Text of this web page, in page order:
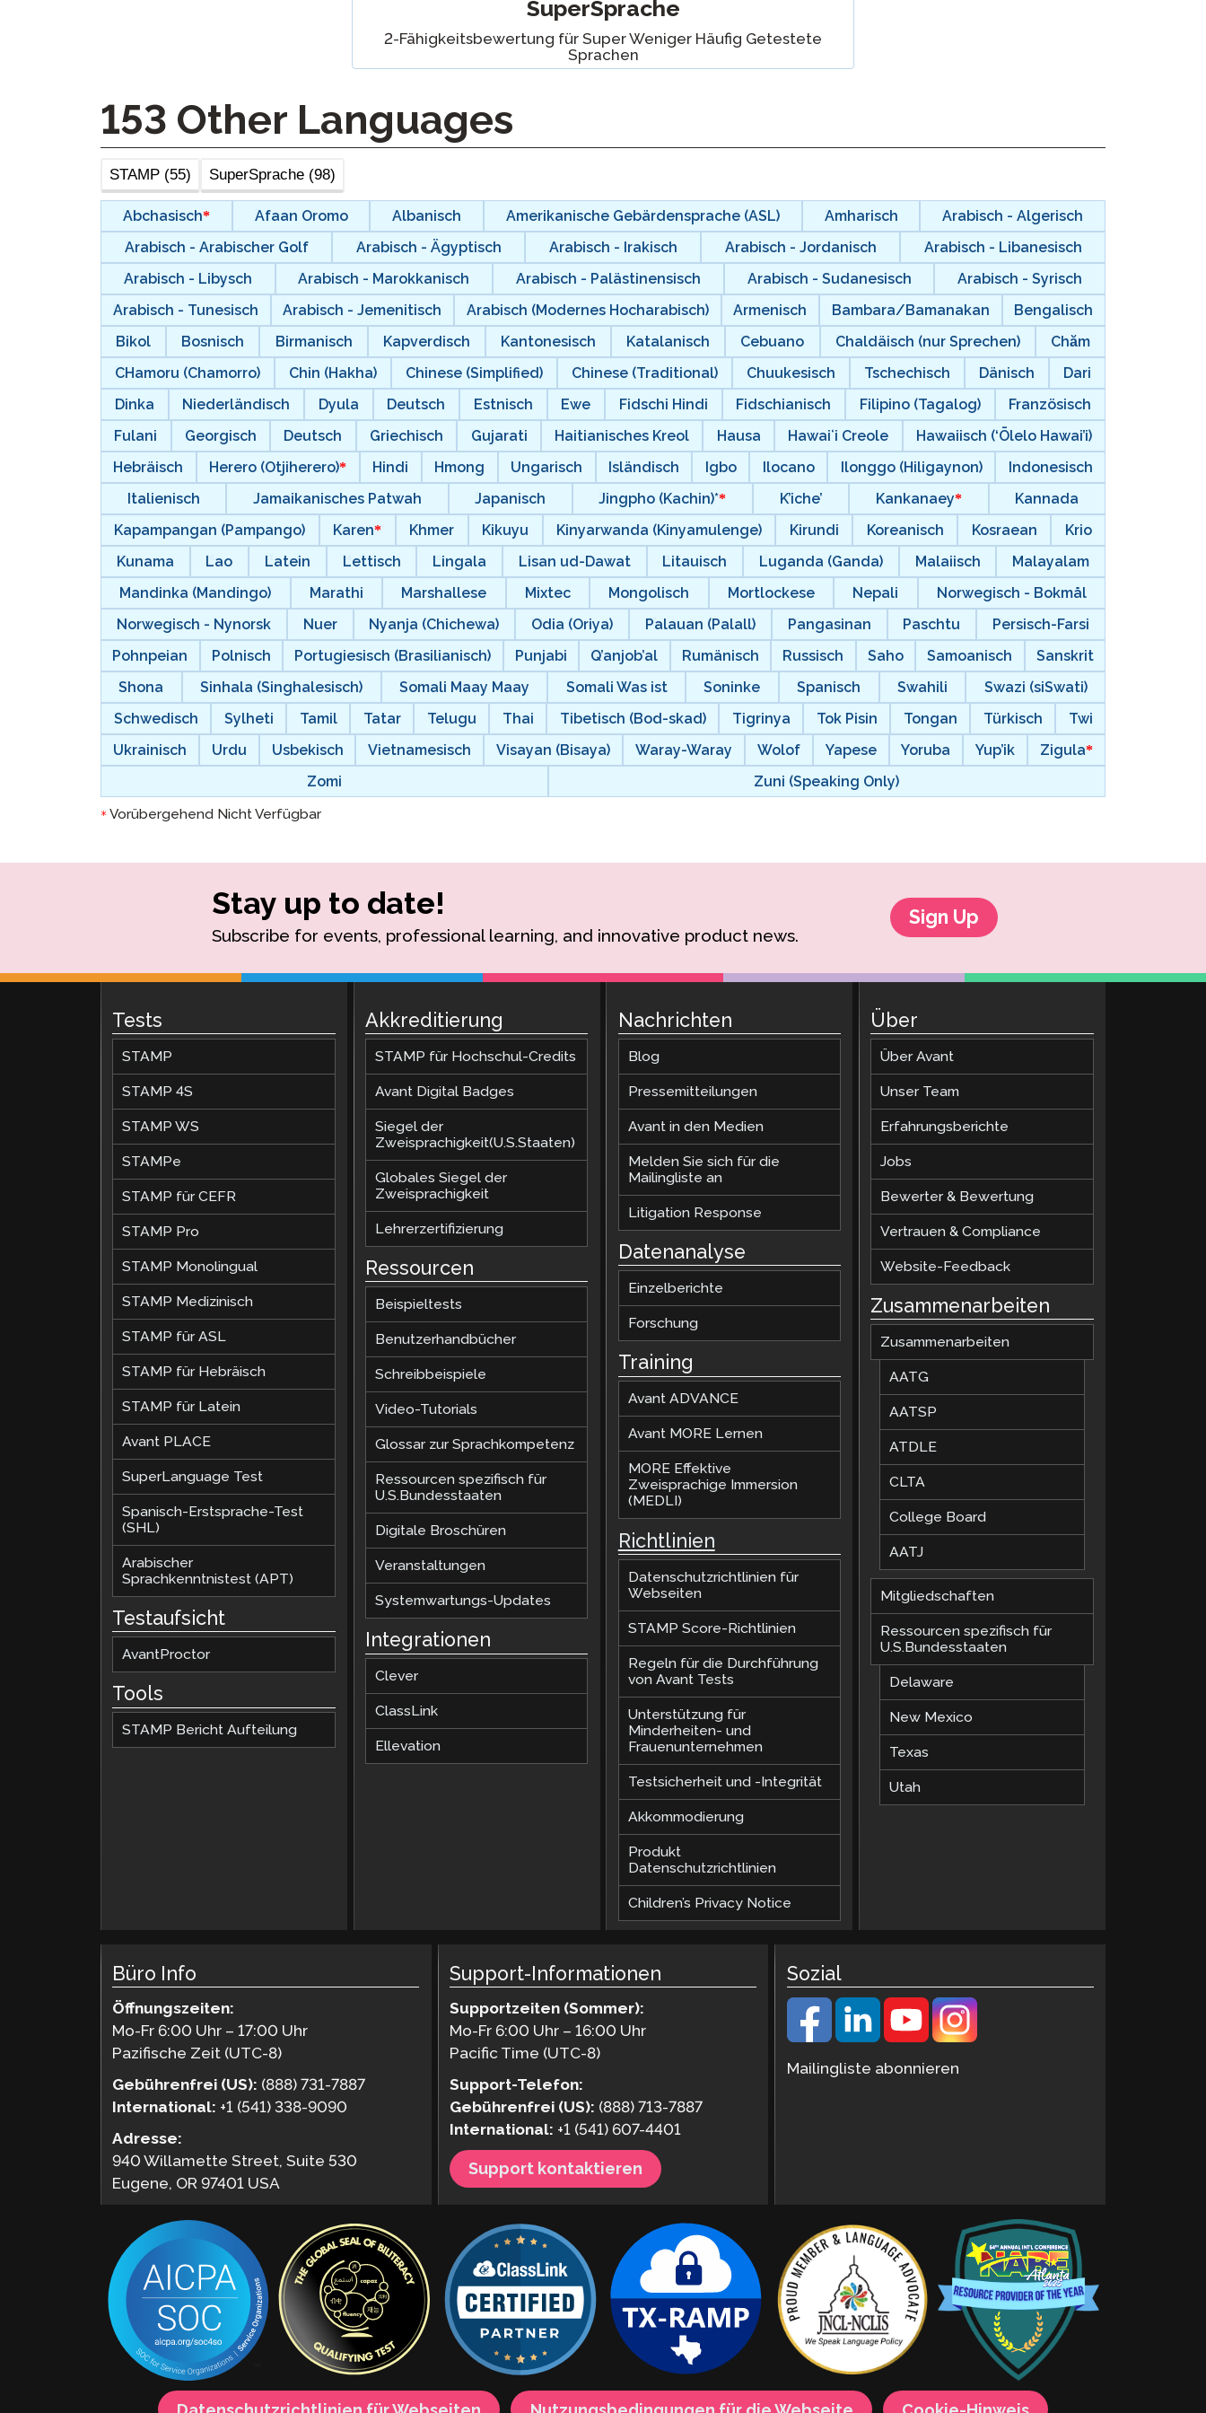
STAMP für ASL
STAMP für Hebräisch
Fernüberwachung bei
Fordern Sie eine
Wiederholung an
Cleveres Onboarding
Podcast
Blog
SuperSprache
2-Fähigkeitsbewertung für Super Weniger Häufig Getestete
Sprachen
153 Other Languages
STAMP (55) SuperSprache (98)
Abchasisch Afaan Oromo Albanisch Amerikanische Gebärdensprache (ASL) Amharisch
Arabisch - Algerisch
Arabisch - Arabischer Golf
Arabisch - Ägyptisch Arabisch - Irakisch Arabisch - Jordanisch
Arabisch - Libanesisch
Arabisch - Libysch
Arabisch - Marokkanisch Arabisch - Palästinensisch Arabisch - Sudanesisch
Arabisch - Syrisch
Arabisch - Tunesisch
Arabisch - Jemenitisch Arabisch (Modernes Hocharabisch) Armenisch Bambara/Bamanakan
Bengalisch
Bikol
Bosnisch Birmanisch Kapverdisch Kantonesisch Katalanisch Cebuano Chaldäisch (nur Sprechen)
Chăm
CHamoru (Chamorro)
Chin (Hakha) Chinese (Simplified) Chinese (Traditional) Chuukesisch Tschechisch Dänisch
Dari
Dinka
Niederländisch Dyula Deutsch Estnisch Ewe Fidschi Hindi Fidschianisch Filipino (Tagalog)
Französisch
Fulani
Georgisch Deutsch Griechisch Gujarati Haitianisches Kreol Hausa Hawaiʻi Creole
Hawaiisch (‘Ōlelo Hawai’i)
Hebräisch
Herero (Otjiherero) Hindi Hmong Ungarisch Isländisch Igbo Ilocano Ilonggo (Hiligaynon)
Indonesisch
Italienisch
Jamaikanisches Patwah Japanisch Jingpho (Kachin)* K’iche’ Kankanaey
Kannada
Kapampangan (Pampango)
Karen Khmer Kikuyu Kinyarwanda (Kinyamulenge) Kirundi Koreanisch Kosraean
Krio
Kunama
Lao Latein Lettisch Lingala Lisan ud-Dawat Litauisch Luganda (Ganda) Malaiisch
Malayalam
Mandinka (Mandingo)
Marathi Marshallese Mixtec Mongolisch Mortlockese Nepali
Norwegisch - Bokmål
Norwegisch - Nynorsk
Nuer Nyanja (Chichewa) Odia (Oriya) Palauan (Palall) Pangasinan Paschtu
Persisch-Farsi
Pohnpeian
Polnisch Portugiesisch (Brasilianisch) Punjabi Q’anjob’al Rumänisch Russisch Saho Samoanisch
Sanskrit
Shona
Sinhala (Singhalesisch) Somali Maay Maay Somali Was ist Soninke Spanisch Swahili
Swazi (siSwati)
Schwedisch
Sylheti Tamil Tatar Telugu Thai Tibetisch (Bod-skad) Tigrinya Tok Pisin Tongan Türkisch
Twi
Ukrainisch
Urdu Usbekisch Vietnamesisch Visayan (Bisaya) Waray-Waray Wolof Yapese Yoruba Yup’ik
Zigula
Zomi
Zuni (Speaking Only)
* Vorübergehend Nicht Verfügbar
Stay up to date!
Subscribe for events, professional learning, and innovative product news.
Sign Up
Tests
STAMP
STAMP 4S
STAMP WS
STAMPe
STAMP für CEFR
STAMP Pro
STAMP Monolingual
STAMP Medizinisch
STAMP für ASL
STAMP für Hebräisch
STAMP für Latein
Avant PLACE
SuperLanguage Test
Spanisch-Erstsprache-Test
(SHL)
Arabischer
Sprachkenntnistest (APT)
Testaufsicht
AvantProctor
Tools
STAMP Bericht Aufteilung
Akkreditierung
STAMP für Hochschul-Credits
Avant Digital Badges
Siegel der
Zweisprachigkeit(U.S.Staaten)
Globales Siegel der
Zweisprachigkeit
Lehrerzertifizierung
Ressourcen
Beispieltests
Benutzerhandbücher
Schreibbeispiele
Video-Tutorials
Glossar zur Sprachkompetenz
Ressourcen spezifisch für
U.S.Bundesstaaten
Digitale Broschüren
Veranstaltungen
Systemwartungs-Updates
Integrationen
Clever
ClassLink
Ellevation
Nachrichten
Blog
Pressemitteilungen
Avant in den Medien
Melden Sie sich für die
Mailingliste an
Litigation Response
Datenanalyse
Einzelberichte
Forschung
Training
Avant ADVANCE
Avant MORE Lernen
MORE Effektive
Zweisprachige Immersion
(MEDLI)
Richtlinien
Datenschutzrichtlinien für
Webseiten
STAMP Score-Richtlinien
Regeln für die Durchführung
von Avant Tests
Unterstützung für
Minderheiten- und
Frauenunternehmen
Testsicherheit und -Integrität
Akkommodierung
Produkt
Datenschutzrichtlinien
Children’s Privacy Notice
Über
Über Avant
Unser Team
Erfahrungsberichte
Jobs
Bewerter & Bewertung
Vertrauen & Compliance
Website-Feedback
Zusammenarbeiten
Zusammenarbeiten
AATG
AATSP
ATDLE
CLTA
College Board
AATJ
Mitgliedschaften
Ressourcen spezifisch für
U.S.Bundesstaaten
Delaware
New Mexico
Texas
Utah
Büro Info
Öffnungszeiten:
Mo-Fr 6:00 Uhr – 17:00 Uhr
Pazifische Zeit (UTC-8)
Gebührenfrei (US): (888) 731-7887
International: +1 (541) 338-9090
Adresse:
940 Willamette Street, Suite 530
Eugene, OR 97401 USA
Support-Informationen
Supportzeiten (Sommer):
Mo-Fr 6:00 Uhr – 16:00 Uhr
Pacific Time (UTC-8)
Support-Telefon:
Gebührenfrei (US): (888) 713-7887
International: +1 (541) 607-4401
Support kontaktieren
Sozial
Mailingliste abonnieren